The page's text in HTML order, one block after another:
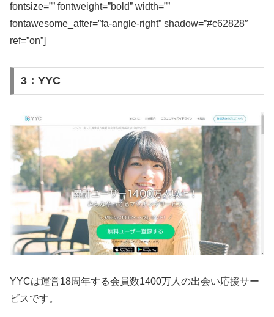
fontsize=”” fontweight=”bold” width=””
fontawesome_after=”fa-angle-right” shadow=”#c62828″
ref=”on”]
3：YYC
YYCは運営18周年する会員数1400万人の出会い応援サー
ビスです。